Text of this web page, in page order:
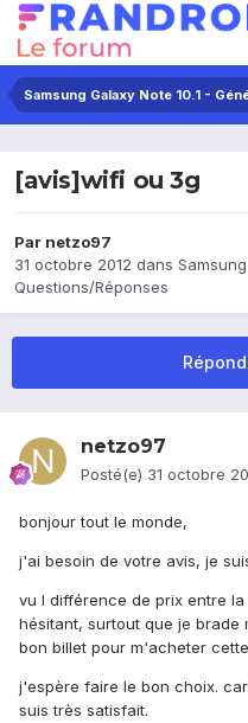
[avis]wifi ou 3g
Par netzo97
31 octobre 2012 dans
Questions/Réponses
netzo97
Posté(e) 31 octobre
bonjour tout le monde,
j'ai besoin de votre avis, je
vu l différence de prix entre
hésitant, surtout que je brade
bon billet pour m'acheter
j'espère faire le bon choix.
suis très satisfait.